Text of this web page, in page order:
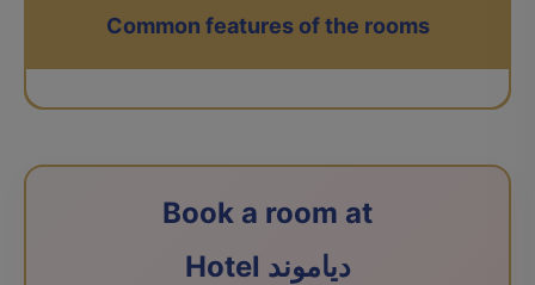
Common features of the rooms
Book a room at
Hotel دیاموند